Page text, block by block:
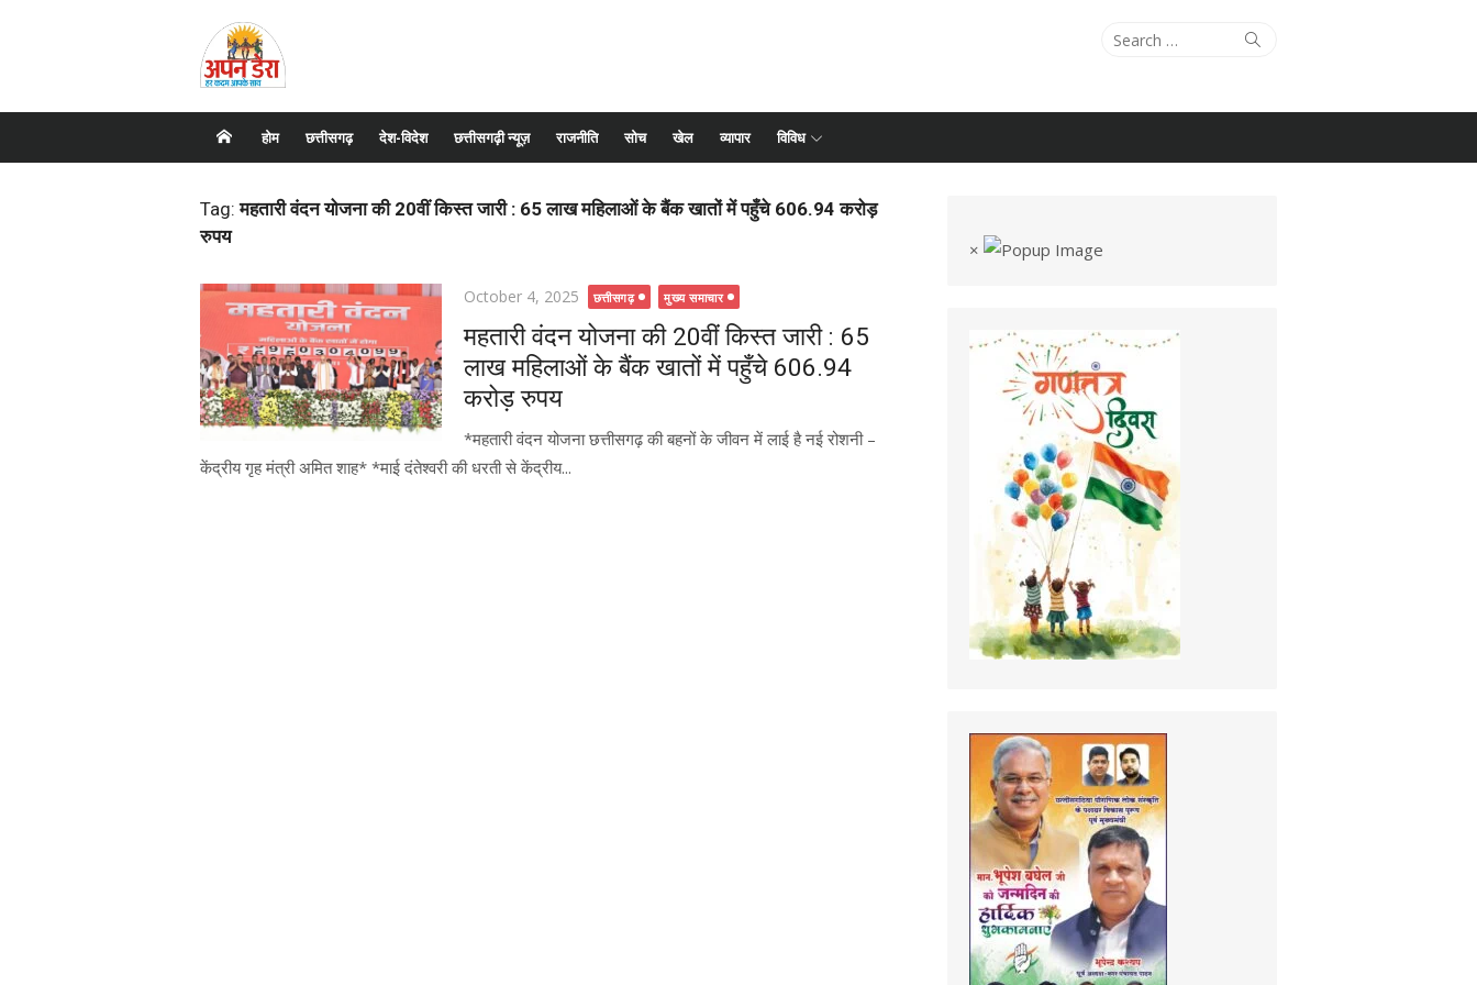
Search
Search
होम छत्तीसगढ़ देश-विदेश छत्तीसगढ़ी न्यूज़ राजनीति सोच खेल व्यापार विविध
Tag:महतारी वंदन योजना की 20वीं किस्त जारी : 65 लाख महिलाओं के बैंक खातों में पहुँचे 606.94 करोड़
रुपय
Posted
October 4, 2025 छत्तीसगढ़ मुख्य समाचार
महतारी वंदन योजना की 20वीं किस्त जारी : 65
लाख महिलाओं के बैंक खातों में पहुँचे 606.94
करोड़ रुपय
*महतारी वंदन योजना छत्तीसगढ़ की बहनों के जीवन में लाई है नई रोशनी –
केंद्रीय गृह मंत्री अमित शाह* *माई दंतेश्वरी की धरती से केंद्रीय...
×